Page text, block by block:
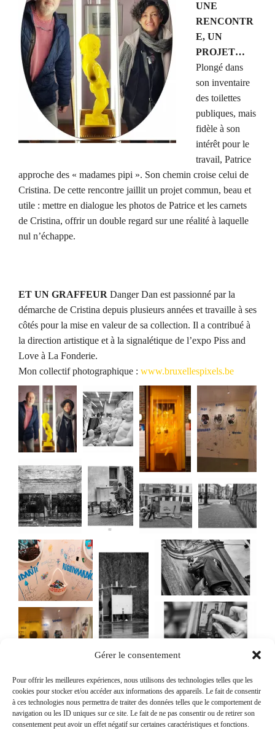
Gérer le consentement
Pour offrir les meilleures expériences, nous utilisons des technologies telles que les
cookies pour stocker et/ou accéder aux informations des appareils. Le fait de consentir
à ces technologies nous permettra de traiter des données telles que le comportement de
navigation ou les ID uniques sur ce site. Le fait de ne pas consentir ou de retirer son
consentement peut avoir un effet négatif sur certaines caractéristiques et fonctions.
UNE
RENCONTR
E, UN
PROJET…
Plongé dans
son inventaire
des toilettes
publiques, mais
fidèle à son
intérêt pour le
travail, Patrice
approche des « madames pipi ». Son chemin croise celui de
Cristina. De cette rencontre jaillit un projet commun, beau et
utile : mettre en dialogue les photos de Patrice et les carnets
de Cristina, offrir un double regard sur une réalité à laquelle
nul n’échappe.
ET UN GRAFFEUR Danger Dan est passionné par la
démarche de Cristina depuis plusieurs années et travaille à ses
côtés pour la mise en valeur de sa collection. Il a contribué à
la direction artistique et à la signalétique de l’expo Piss and
Love à La Fonderie.
Mon collectif photographique : www.bruxellespixels.be